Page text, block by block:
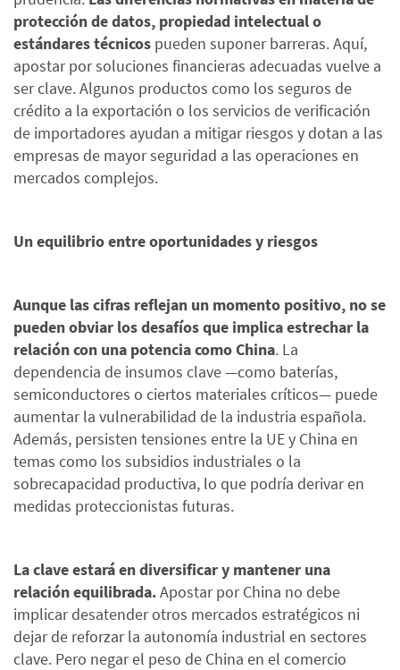
protección de datos, propiedad intelectual o
estándares técnicos pueden suponer barreras. Aquí,
apostar por soluciones financieras adecuadas vuelve a
ser clave. Algunos productos como los seguros de
crédito a la exportación o los servicios de verificación
de importadores ayudan a mitigar riesgos y dotan a las
empresas de mayor seguridad a las operaciones en
mercados complejos.
Un equilibrio entre oportunidades y riesgos
Aunque las cifras reflejan un momento positivo, no se
pueden obviar los desafíos que implica estrechar la
relación con una potencia como China. La
dependencia de insumos clave —como baterías,
semiconductores o ciertos materiales críticos— puede
aumentar la vulnerabilidad de la industria española.
Además, persisten tensiones entre la UE y China en
temas como los subsidios industriales o la
sobrecapacidad productiva, lo que podría derivar en
medidas proteccionistas futuras.
La clave estará en diversificar y mantener una
relación equilibrada.Apostar por China no debe
implicar desatender otros mercados estratégicos ni
dejar de reforzar la autonomía industrial en sectores
clave. Pero negar el peso de China en el comercio